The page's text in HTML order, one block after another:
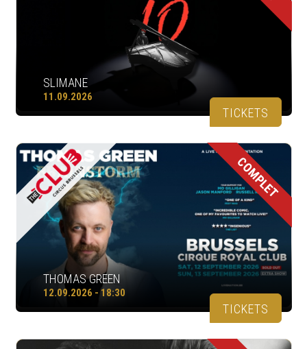
SLIMANE
11.09.2026
TICKETS
COMPLET
THOMAS GREEN
12.09.2026 - 18:30
TICKETS